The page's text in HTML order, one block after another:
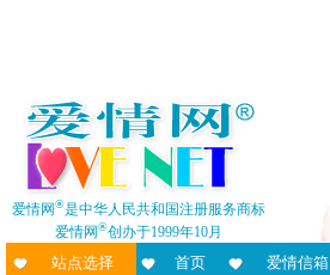
爱情网®是中华人民共和国注册服务商标
爱情网®创办于1999年10月
站点选择 首页 爱情信箱